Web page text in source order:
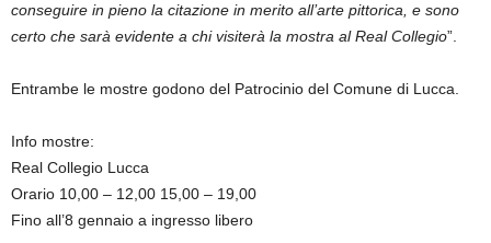
conseguire in pieno la citazione in merito all’arte pittorica, e sono
certo che sarà evidente a chi visiterà la mostra al Real Collegio”.
Entrambe le mostre godono del Patrocinio del Comune di Lucca.
Info mostre:
Real Collegio Lucca
Orario 10,00 – 12,00 15,00 – 19,00
Fino all’8 gennaio a ingresso libero